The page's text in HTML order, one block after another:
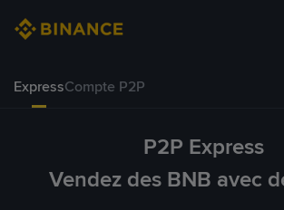
ExpressCompte P2P
P2P Express
Vendez des BNB avec